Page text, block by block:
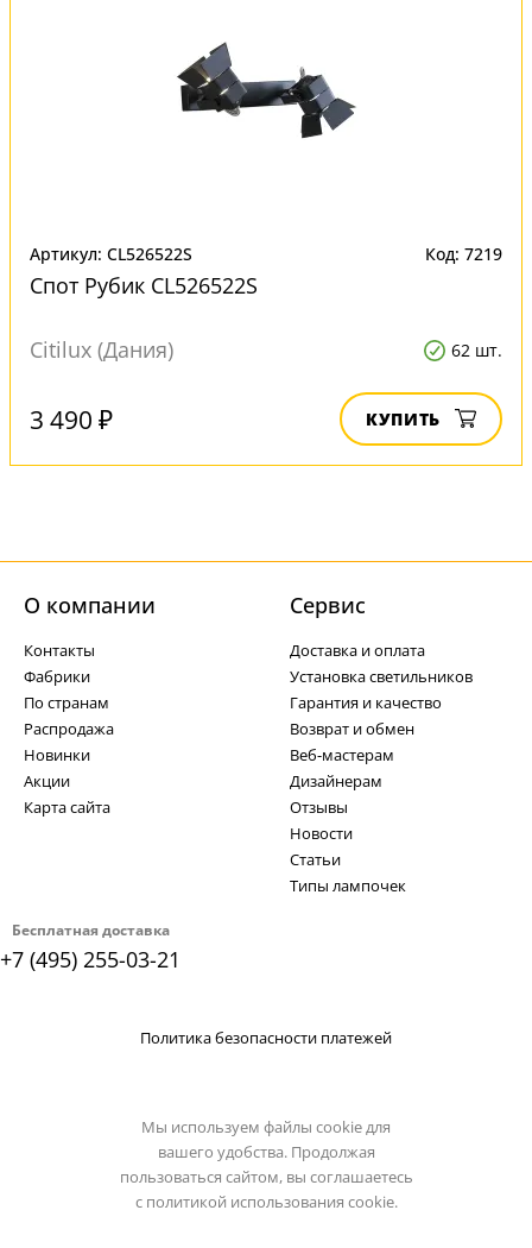
Артикул: CL526522S Код: 7219
Спот Рубик CL526522S
Citilux (Дания) 62 шт.
3 490 ₽ КУПИТЬ
Бесплатная доставка
+7 (495) 255-03-21
О компании
Контакты
Фабрики
По странам
Распродажа
Новинки
Акции
Карта сайта
Cервис
Доставка и оплата
Установка светильников
Гарантия и качество
Возврат и обмен
Веб-мастерам
Дизайнерам
Отзывы
Новости
Статьи
Типы лампочек
Политика безопасности платежей
Мы используем файлы cookie для
вашего удобства. Продолжая
пользоваться сайтом, вы соглашаетесь
с политикой использования cookie.